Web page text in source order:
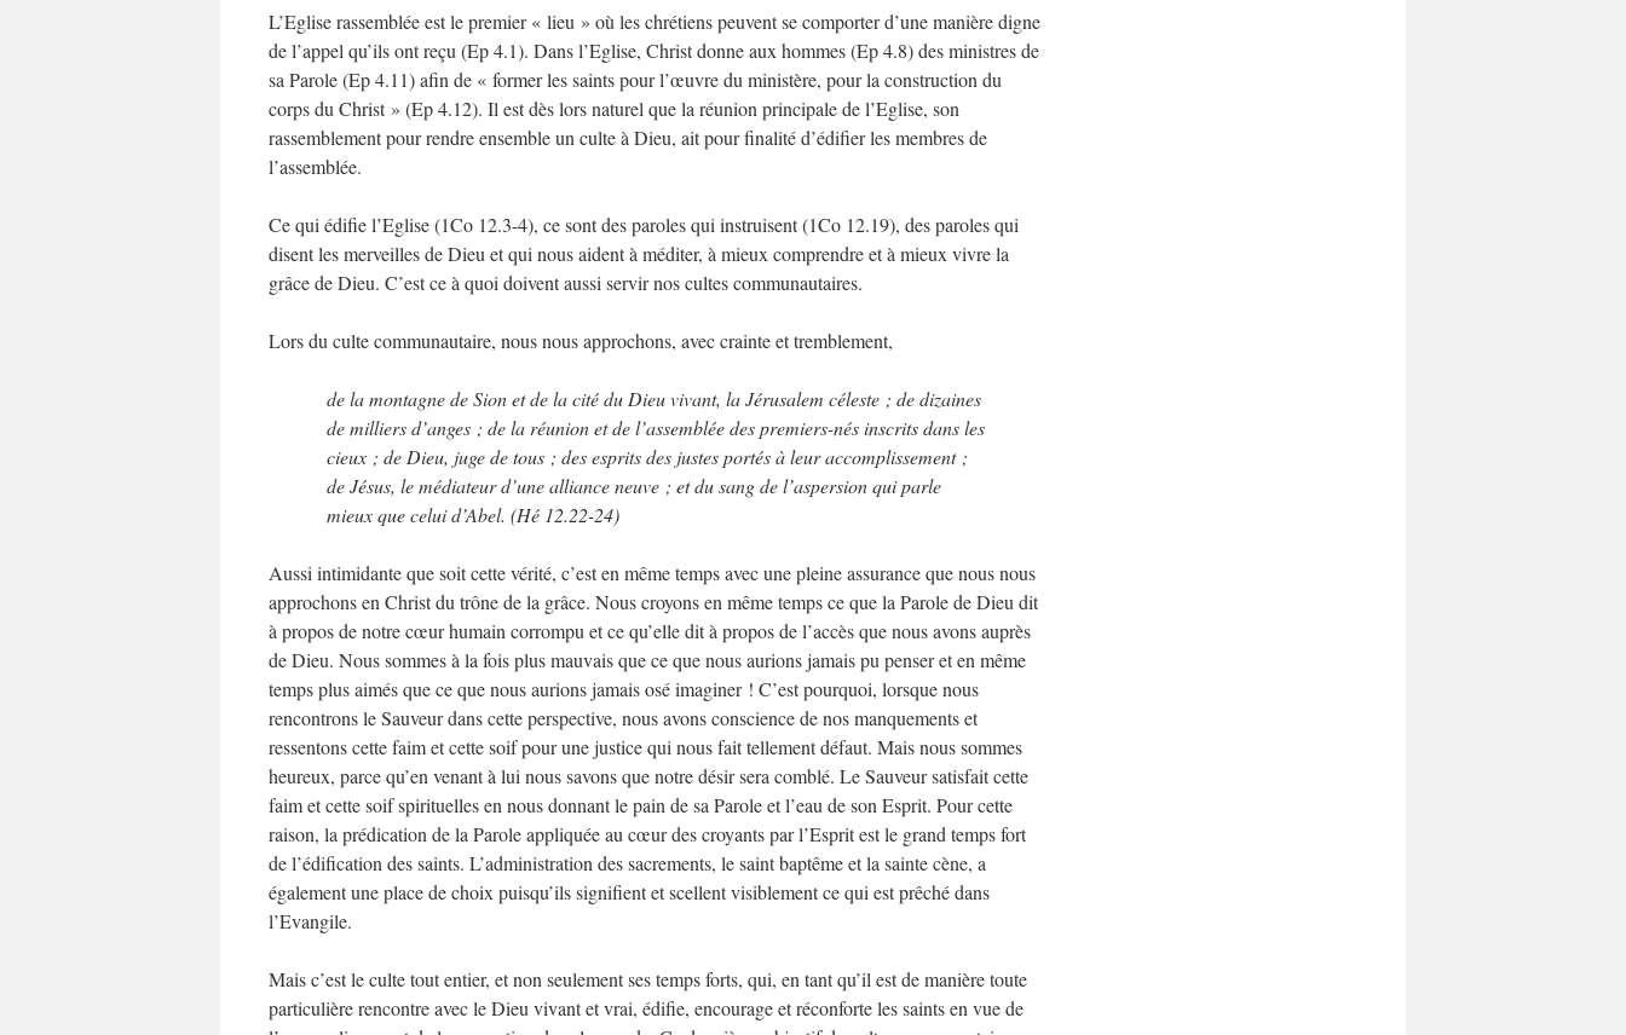
L’Eglise rassemblée est le premier « lieu » où les chrétiens peuvent se comporter d’une manière digne
de l’appel qu’ils ont reçu (Ep 4.1). Dans l’Eglise, Christ donne aux hommes (Ep 4.8) des ministres de
sa Parole (Ep 4.11) afin de « former les saints pour l’œuvre du ministère, pour la construction du
corps du Christ » (Ep 4.12). Il est dès lors naturel que la réunion principale de l’Eglise, son
rassemblement pour rendre ensemble un culte à Dieu, ait pour finalité d’édifier les membres de
l’assemblée.
Ce qui édifie l’Eglise (1Co 12.3-4), ce sont des paroles qui instruisent (1Co 12.19), des paroles qui
disent les merveilles de Dieu et qui nous aident à méditer, à mieux comprendre et à mieux vivre la
grâce de Dieu. C’est ce à quoi doivent aussi servir nos cultes communautaires.
Lors du culte communautaire, nous nous approchons, avec crainte et tremblement,
de la montagne de Sion et de la cité du Dieu vivant, la Jérusalem céleste ; de dizaines
de milliers d’anges ; de la réunion et de l’assemblée des premiers-nés inscrits dans les
cieux ; de Dieu, juge de tous ; des esprits des justes portés à leur accomplissement ;
de Jésus, le médiateur d’une alliance neuve ; et du sang de l’aspersion qui parle
mieux que celui d’Abel. (Hé 12.22-24)
Aussi intimidante que soit cette vérité, c’est en même temps avec une pleine assurance que nous nous
approchons en Christ du trône de la grâce. Nous croyons en même temps ce que la Parole de Dieu dit
à propos de notre cœur humain corrompu et ce qu’elle dit à propos de l’accès que nous avons auprès
de Dieu. Nous sommes à la fois plus mauvais que ce que nous aurions jamais pu penser et en même
temps plus aimés que ce que nous aurions jamais osé imaginer ! C’est pourquoi, lorsque nous
rencontrons le Sauveur dans cette perspective, nous avons conscience de nos manquements et
ressentons cette faim et cette soif pour une justice qui nous fait tellement défaut. Mais nous sommes
heureux, parce qu’en venant à lui nous savons que notre désir sera comblé. Le Sauveur satisfait cette
faim et cette soif spirituelles en nous donnant le pain de sa Parole et l’eau de son Esprit. Pour cette
raison, la prédication de la Parole appliquée au cœur des croyants par l’Esprit est le grand temps fort
de l’édification des saints. L’administration des sacrements, le saint baptême et la sainte cène, a
également une place de choix puisqu’ils signifient et scellent visiblement ce qui est prêché dans
l’Evangile.
Mais c’est le culte tout entier, et non seulement ses temps forts, qui, en tant qu’il est de manière toute
particulière rencontre avec le Dieu vivant et vrai, édifie, encourage et réconforte les saints en vue de